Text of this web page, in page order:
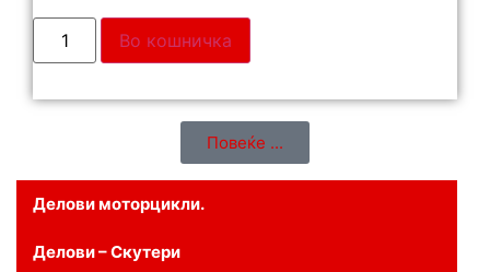
Делови моторцикли.
Делови – Скутери
Во кошничка
Повеќе ...